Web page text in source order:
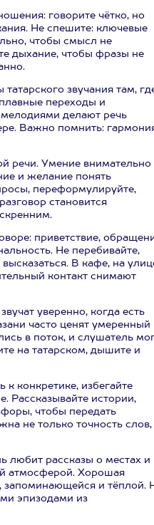
говорите чётко, но
Не спешите: ключевые
чтобы смысл не
дыхание, чтобы фразы не
звучания там,
переходы и
делают речь
Важно помнить:
речи. Умение внимательно
и желание понять
переформулируйте,
становится
приветствие,
Не перебивайте,
В кафе, на
контакт снимают
уверенно, когда есть
часто ценят умеренный
в поток, и слушатель
на татарском, дышите и
к конкретике, избегайте
Рассказывайте истории,
чтобы передать
не только точность слов,
любит рассказы о местах и
атмосферой. Хорошая
запоминающейся и тёплой.
эпизодами из